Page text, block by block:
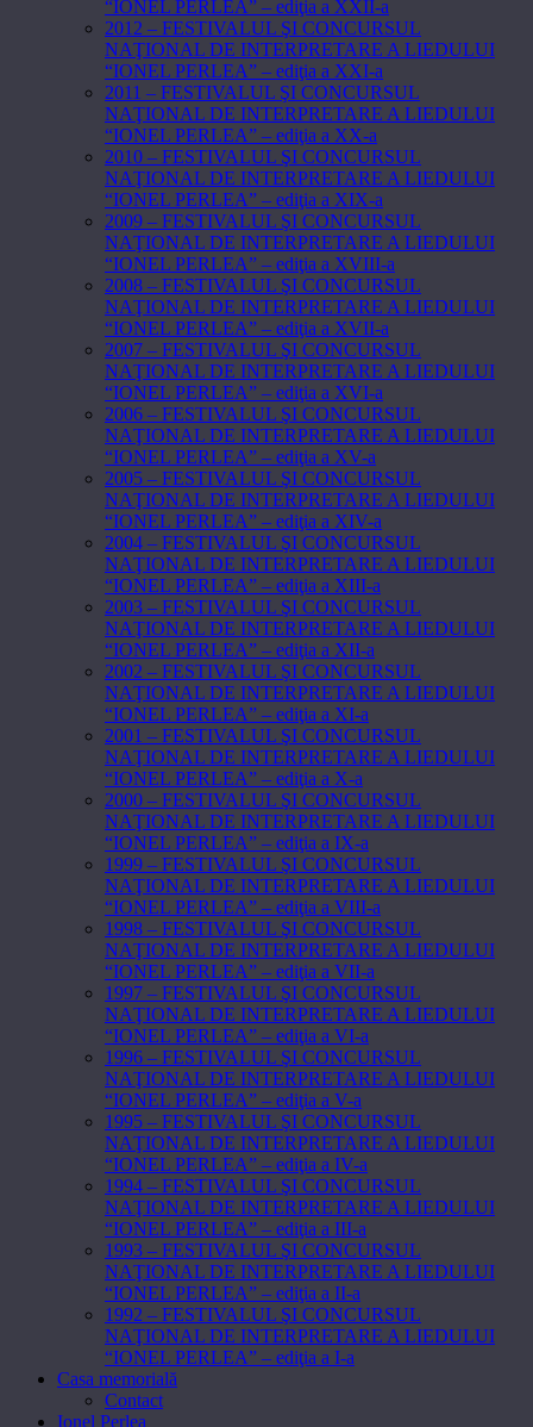
“IONEL PERLEA” – ediţia a XXII-a
2012 – FESTIVALUL ŞI CONCURSUL
NAŢIONAL DE INTERPRETARE A LIEDULUI
“IONEL PERLEA” – ediţia a XXI-a
2011 – FESTIVALUL ŞI CONCURSUL
NAŢIONAL DE INTERPRETARE A LIEDULUI
“IONEL PERLEA” – ediţia a XX-a
2010 – FESTIVALUL ŞI CONCURSUL
NAŢIONAL DE INTERPRETARE A LIEDULUI
“IONEL PERLEA” – ediţia a XIX-a
2009 – FESTIVALUL ŞI CONCURSUL
NAŢIONAL DE INTERPRETARE A LIEDULUI
“IONEL PERLEA” – ediţia a XVIII-a
2008 – FESTIVALUL ŞI CONCURSUL
NAŢIONAL DE INTERPRETARE A LIEDULUI
“IONEL PERLEA” – ediţia a XVII-a
2007 – FESTIVALUL ŞI CONCURSUL
NAŢIONAL DE INTERPRETARE A LIEDULUI
“IONEL PERLEA” – ediţia a XVI-a
2006 – FESTIVALUL ŞI CONCURSUL
NAŢIONAL DE INTERPRETARE A LIEDULUI
“IONEL PERLEA” – ediţia a XV-a
2005 – FESTIVALUL ŞI CONCURSUL
NAŢIONAL DE INTERPRETARE A LIEDULUI
“IONEL PERLEA” – ediţia a XIV-a
2004 – FESTIVALUL ŞI CONCURSUL
NAŢIONAL DE INTERPRETARE A LIEDULUI
“IONEL PERLEA” – ediţia a XIII-a
2003 – FESTIVALUL ŞI CONCURSUL
NAŢIONAL DE INTERPRETARE A LIEDULUI
“IONEL PERLEA” – ediţia a XII-a
2002 – FESTIVALUL ŞI CONCURSUL
NAŢIONAL DE INTERPRETARE A LIEDULUI
“IONEL PERLEA” – ediţia a XI-a
2001 – FESTIVALUL ŞI CONCURSUL
NAŢIONAL DE INTERPRETARE A LIEDULUI
“IONEL PERLEA” – ediţia a X-a
2000 – FESTIVALUL ŞI CONCURSUL
NAŢIONAL DE INTERPRETARE A LIEDULUI
“IONEL PERLEA” – ediţia a IX-a
1999 – FESTIVALUL ŞI CONCURSUL
NAŢIONAL DE INTERPRETARE A LIEDULUI
“IONEL PERLEA” – ediţia a VIII-a
1998 – FESTIVALUL ŞI CONCURSUL
NAŢIONAL DE INTERPRETARE A LIEDULUI
“IONEL PERLEA” – ediţia a VII-a
1997 – FESTIVALUL ŞI CONCURSUL
NAŢIONAL DE INTERPRETARE A LIEDULUI
“IONEL PERLEA” – ediţia a VI-a
1996 – FESTIVALUL ŞI CONCURSUL
NAŢIONAL DE INTERPRETARE A LIEDULUI
“IONEL PERLEA” – ediţia a V-a
1995 – FESTIVALUL ŞI CONCURSUL
NAŢIONAL DE INTERPRETARE A LIEDULUI
“IONEL PERLEA” – ediţia a IV-a
1994 – FESTIVALUL ŞI CONCURSUL
NAŢIONAL DE INTERPRETARE A LIEDULUI
“IONEL PERLEA” – ediţia a III-a
1993 – FESTIVALUL ŞI CONCURSUL
NAŢIONAL DE INTERPRETARE A LIEDULUI
“IONEL PERLEA” – ediţia a II-a
1992 – FESTIVALUL ŞI CONCURSUL
NAŢIONAL DE INTERPRETARE A LIEDULUI
“IONEL PERLEA” – ediţia a I-a
Casa memorială
Contact
Ionel Perlea